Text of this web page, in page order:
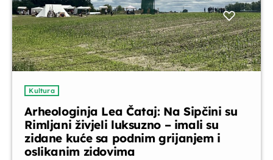
Kultura
Arheologinja Lea Čataj: Na Sipčini su
Rimljani živjeli luksuzno – imali su
zidane kuće sa podnim grijanjem i
oslikanim zidovima